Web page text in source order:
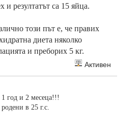
резултатът са 15 яйца.
този път е, че правих
диета няколко
и преборих 5 кг.
Активен
год и 2 месеца!!!
в 25 г.с.